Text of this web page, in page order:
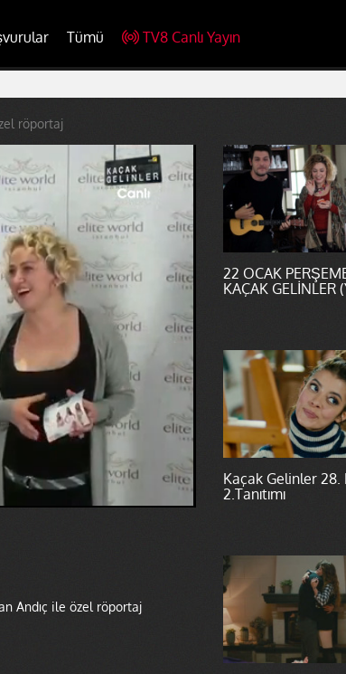
Tümü TV8 Canlı Yayın
röportaj
Andıç ile özel röportaj
22 OCAK
KAÇAK GELİNLER
Kaçak Gelinler 28.
2.Tanıtımı